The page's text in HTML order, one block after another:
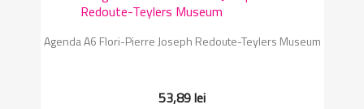
Agenda A6 Flori-Pierre Joseph Redoute-Teylers Museum
53,89 lei